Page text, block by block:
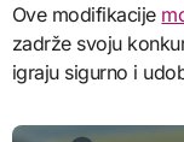
Ove modifikacije
zadrže svoju
igraju sigurno i